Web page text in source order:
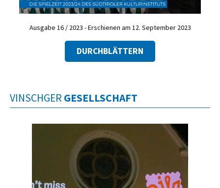
Ausgabe 16 / 2023 - Erschienen am 12. September 2023
DURCHBLÄTTERN
VINSCHGER GESELLSCHAFT